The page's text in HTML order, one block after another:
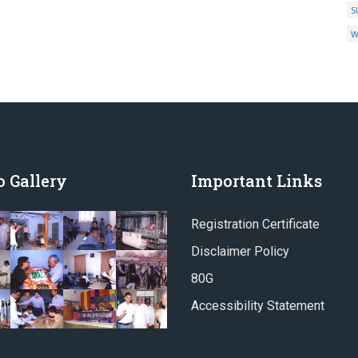
Gallery Important Links
Registration Certificate
Disclaimer Policy
80G
Accessibility Statement